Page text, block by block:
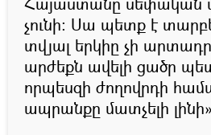
չունի: Սա պետք է
տվյալ երկիը չի
արժեքն ավելի ցածր
որպեսզի ժողովրդի
ապրանքը մատչելի